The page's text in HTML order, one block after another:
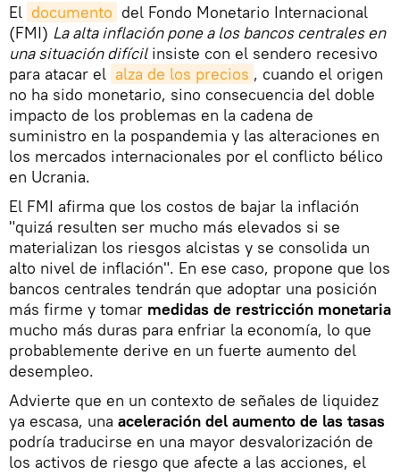
El documento del Fondo Monetario Internacional
(FMI) La alta inflación pone a los bancos centrales en
una situación difícilinsiste con el sendero recesivo
para atacar el alza de los precios , cuando el origen
no ha sido monetario, sino consecuencia del doble
impacto de los problemas en la cadena de
suministro en la pospandemia y las alteraciones en
los mercados internacionales por el conflicto bélico
en Ucrania.
El FMI afirma que los costos de bajar la inflación
"quizá resulten ser mucho más elevados si se
materializan los riesgos alcistas y se consolida un
alto nivel de inflación". En ese caso, propone que los
bancos centrales tendrán que adoptar una posición
más firme y tomar medidas de restricción monetaria
mucho más duras para enfriar la economía, lo que
probablemente derive en un fuerte aumento del
desempleo.
Advierte que en un contexto de señales de liquidez
ya escasa, una aceleración del aumento de las tasas
podría traducirse en una mayor desvalorización de
los activos de riesgo que afecte a las acciones, el